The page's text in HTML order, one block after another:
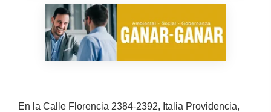
En la Calle Florencia 2384-2392, Italia Providencia,